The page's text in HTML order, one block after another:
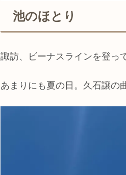
池のほとり
諏訪、ビーナスラインを登っ
あまりにも夏の日。久石譲の